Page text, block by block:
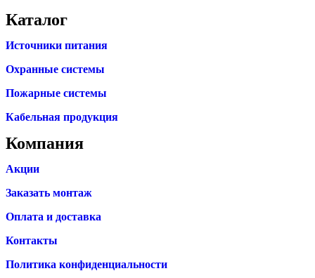
Каталог
Источники питания
Охранные системы
Пожарные системы
Кабельная продукция
Компания
Акции
Заказать монтаж
Оплата и доставка
Контакты
Политика конфиденциальности